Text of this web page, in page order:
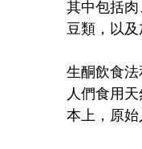
其中包括
豆類，以及
生酮飲食
人們食用
本上，原始